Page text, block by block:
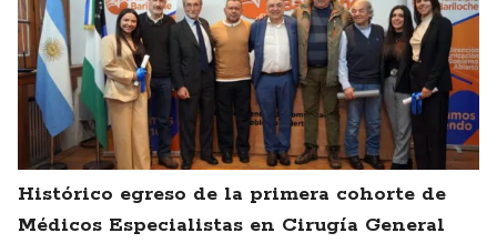
Histórico egreso de la primera cohorte de
Médicos Especialistas en Cirugía General